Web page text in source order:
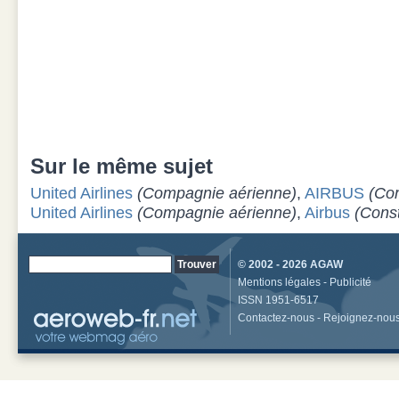
Sur le même sujet
United Airlines (Compagnie aérienne), AIRBUS
United Airlines (Compagnie aérienne), Airbus
© 2002 - 2026 AGAW
Mentions légales - Publicité
ISSN 1951-6517
Contactez-nous - Rejoignez-